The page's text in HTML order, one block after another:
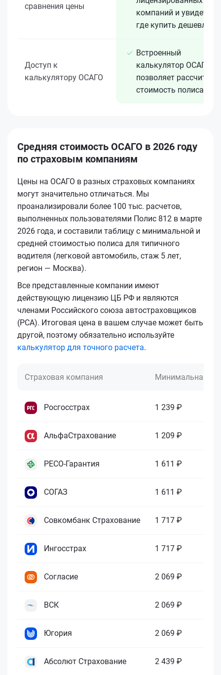
сравнения цены
компаний и увидеть,
где купить дешевле
Доступ к
калькулятору ОСАГО
Встроенный
калькулятор ОСАГО
позволяет рассчитать
стоимость полиса
Средняя стоимость ОСАГО в 2026 году
по страховым компаниям
Цены на ОСАГО в разных страховых компаниях
могут значительно отличаться. Мы
проанализировали более 100 тыс. расчетов,
выполненных пользователями Полис 812 в марте
2026 года, и составили таблицу с минимальной и
средней стоимостью полиса для типичного
водителя (легковой автомобиль, стаж 5 лет,
регион — Москва).
Все представленные компании имеют
действующую лицензию ЦБ РФ и являются
членами Российского союза автостраховщиков
(РСА). Итоговая цена в вашем случае может быть
другой, поэтому обязательно используйте
калькулятор для точного расчета.
Страховая компания Минимальная
Росгосстрах 1 239 ₽
АльфаСтрахование 1 209 ₽
РЕСО-Гарантия 1 611 ₽
СОГАЗ 1 611 ₽
Совкомбанк Страхование 1 717 ₽
Ингосстрах 1 717 ₽
Согласие 2 069 ₽
ВСК 2 069 ₽
Югория 2 069 ₽
Абсолют Страхование 2 439 ₽